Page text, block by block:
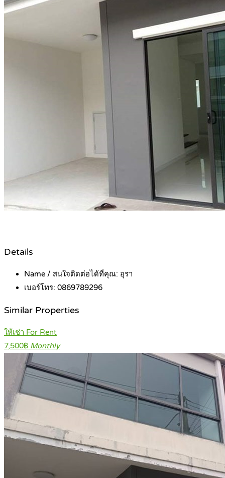
Details
Name / สนใจติดต่อได้ที่คุณ: อุรา
เบอร์โทร: 0869789296
Similar Properties
ให้เช่า For Rent
7,500฿ Monthly